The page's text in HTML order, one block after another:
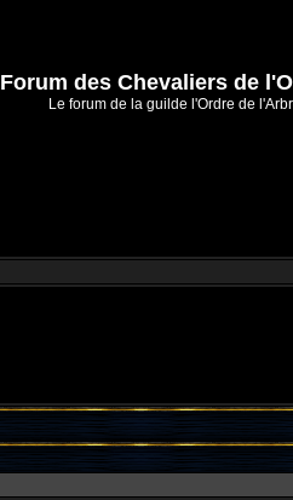
Forum des Chevaliers de
Le forum de la guilde l'Ordre de